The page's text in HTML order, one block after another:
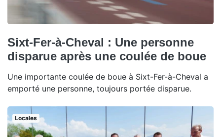
Sixt-Fer-à-Cheval : Une personne
disparue après une coulée de boue
Une importante coulée de boue à Sixt-Fer-à-Cheval a
emporté une personne, toujours portée disparue.
Locales